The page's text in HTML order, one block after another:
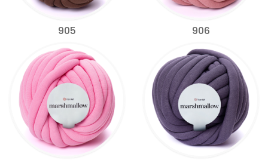
905 906